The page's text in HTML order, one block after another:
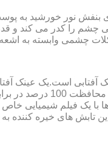
چشم را کدر می کند و
چشمی وابسته به
است.یک عینک
هایی که یک عینک
با یک فیلم شیمیایی
تابش های خیره